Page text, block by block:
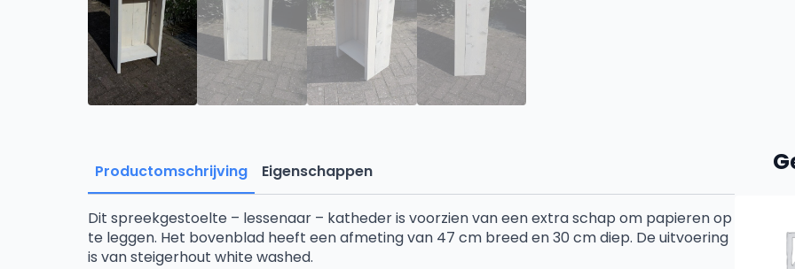
Productomschrijving Eigenschappen
Dit spreekgestoelte – lessenaar – katheder is voorzien van een extra schap om papieren op
te leggen. Het bovenblad heeft een afmeting van 47 cm breed en 30 cm diep. De uitvoering
is van steigerhout white washed.